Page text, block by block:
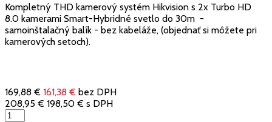
Kompletný THD kamerový systém Hikvision s 2x Turbo HD
8.0 kamerami Smart-Hybridné svetlo do 30m -
samoinštalačný balík - bez kabeláže, (objednať si môžete pri
kamerových setoch).
169,88 € 161,38 € bez DPH
208,95 € 198,50 € s DPH